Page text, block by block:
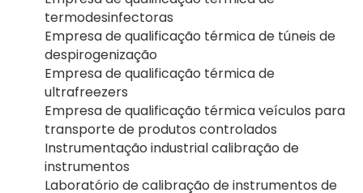
termodesinfectoras
Empresa de qualificação térmica de túneis de
despirogenização
Empresa de qualificação térmica de
ultrafreezers
Empresa de qualificação térmica veículos para
transporte de produtos controlados
Instrumentação industrial calibração de
instrumentos
Laboratório de calibração de instrumentos de